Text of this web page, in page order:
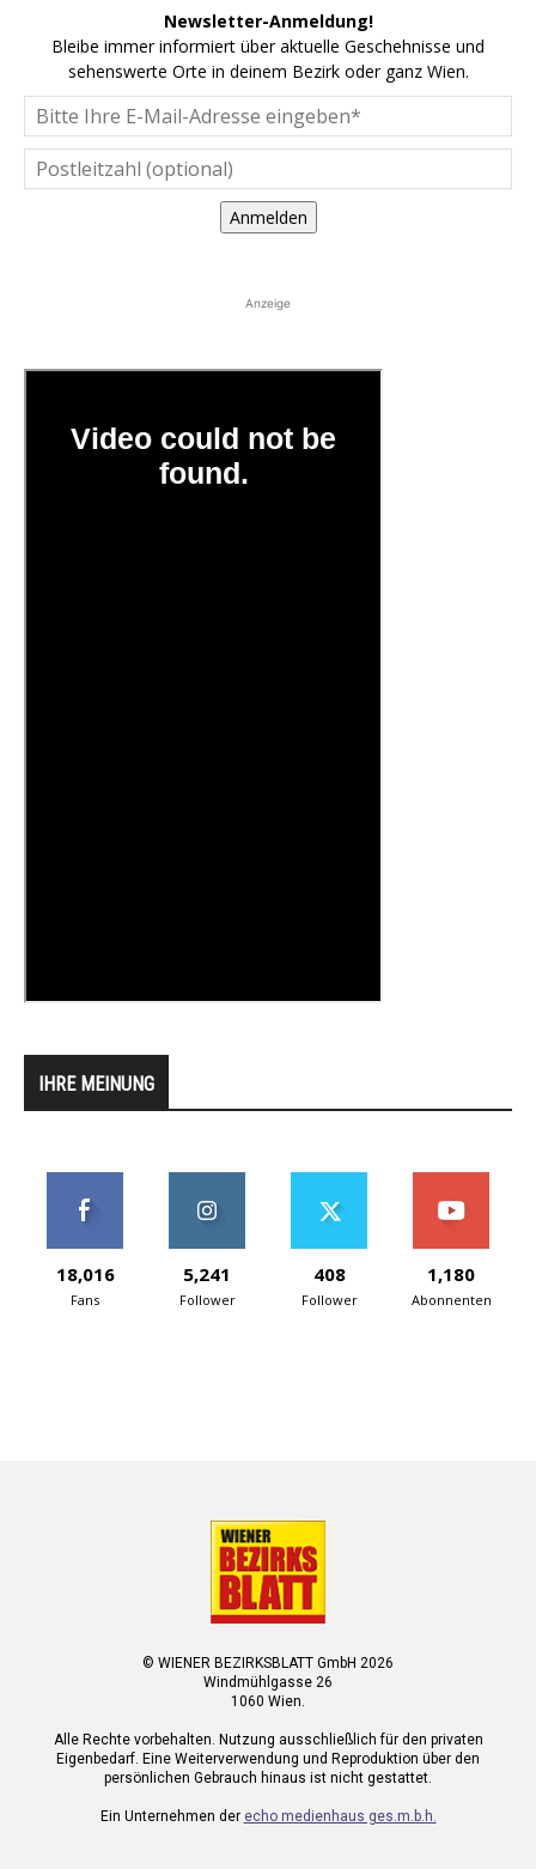
Newsletter-Anmeldung!
Bleibe immer informiert über aktuelle Geschehnisse und
sehenswerte Orte in deinem Bezirk oder ganz Wien.
Anmelden
Anzeige
IHRE MEINUNG
18,016
Fans
5,241
Follower
408
Follower
1,180
Abonnenten
© WIENER BEZIRKSBLATT GmbH 2026
Windmühlgasse 26
1060 Wien.
Alle Rechte vorbehalten. Nutzung ausschließlich für den privaten
Eigenbedarf. Eine Weiterverwendung und Reproduktion über den
persönlichen Gebrauch hinaus ist nicht gestattet.
Ein Unternehmen der echo medienhaus ges.m.b.h.